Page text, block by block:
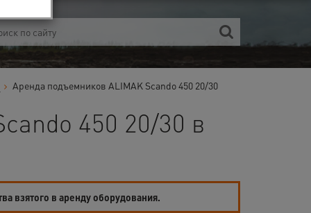
Аренда подъемников ALIMAK Scando 450 20/30
450 20/30 в
взятого в аренду оборудования.